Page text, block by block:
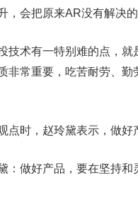
，会把原来AR没有解决的
技术有一特别难的点，
非常重要，吃苦耐劳、
点时，赵玲黛表示，做好